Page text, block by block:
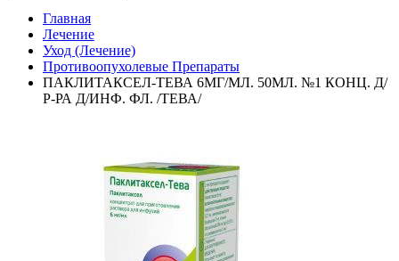
Главная
Лечение
Уход (Лечение)
Противоопухолевые Препараты
ПАКЛИТАКСЕЛ-ТЕВА 6МГ/МЛ. 50МЛ. №1 КОНЦ. Д/
Р-РА Д/ИНФ. ФЛ. /ТЕВА/